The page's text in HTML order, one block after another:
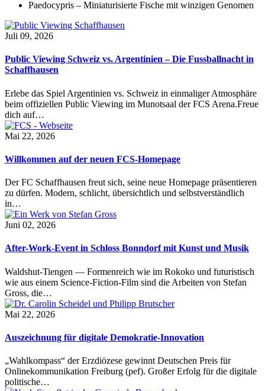
Paedocypris – Miniaturisierte Fische mit winzigen Genomen
Juli 09, 2026
Public Viewing Schweiz vs. Argentinien – Die Fussballnacht in
Schaffhausen
Erlebe das Spiel Argentinien vs. Schweiz in einmaliger Atmosphäre
beim offiziellen Public Viewing im Munotsaal der FCS Arena.Freue
dich auf…
Mai 22, 2026
Willkommen auf der neuen FCS-Homepage
Der FC Schaffhausen freut sich, seine neue Homepage präsentieren
zu dürfen. Modern, schlicht, übersichtlich und selbstverständlich
in…
Juni 02, 2026
After-Work-Event in Schloss Bonndorf mit Kunst und Musik
Waldshut-Tiengen — Formenreich wie im Rokoko und futuristisch
wie aus einem Science-Fiction-Film sind die Arbeiten von Stefan
Gross, die…
Mai 22, 2026
Auszeichnung für digitale Demokratie-Innovation
„Wahlkompass“ der Erzdiözese gewinnt Deutschen Preis für
Onlinekommunikation Freiburg (pef). Großer Erfolg für die digitale
politische…